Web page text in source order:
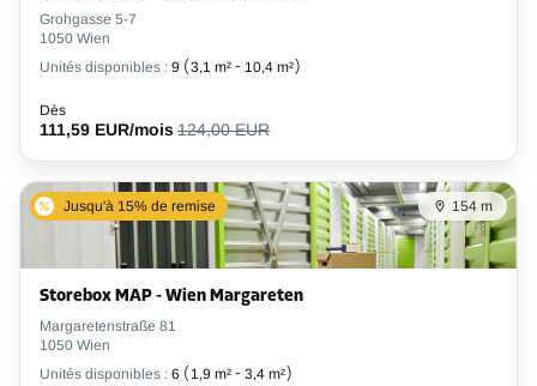
Grohgasse 5-7
1050 Wien
Unités disponibles : 9 (3,1 m² - 10,4 m²)
Dès
111,59 EUR/mois124,00 EUR
Jusqu'à 15% de remise 154 m
Storebox MAP - Wien Margareten
Margaretenstraße 81
1050 Wien
Unités disponibles : 6 ( 1,9 m² - 3,4 m²)